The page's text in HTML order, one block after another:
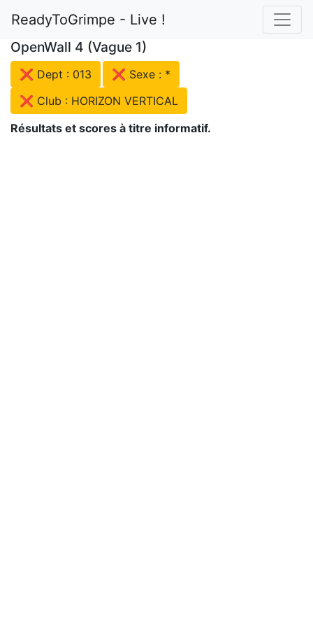
ReadyToGrimpe - Live !
OpenWall 4 (Vague 1)
❌ Dept : 013
❌ Sexe : *
❌ Club : HORIZON VERTICAL
Résultats et scores à titre informatif.